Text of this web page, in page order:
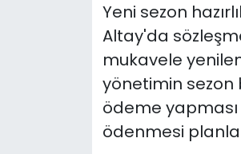
Yeni sezon
Altay'da
mukavele
yönetimin
ödeme
ödenmesi